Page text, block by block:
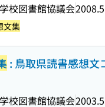
校図書館協議会2008.5
文集
: 鳥取県読書感想文
校図書館協議会2003.5